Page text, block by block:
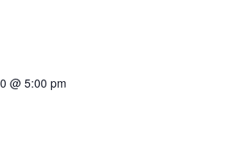
@ 5:00 pm